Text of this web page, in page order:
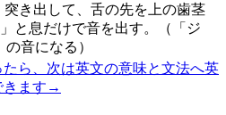
突き出して、舌の先を上の歯茎
と息だけで音を出す。（「ジ
音になる）
ら、次は英文の意味と文法へ英
ます →